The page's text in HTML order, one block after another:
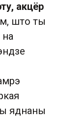
акцёр
што ты
яднаны